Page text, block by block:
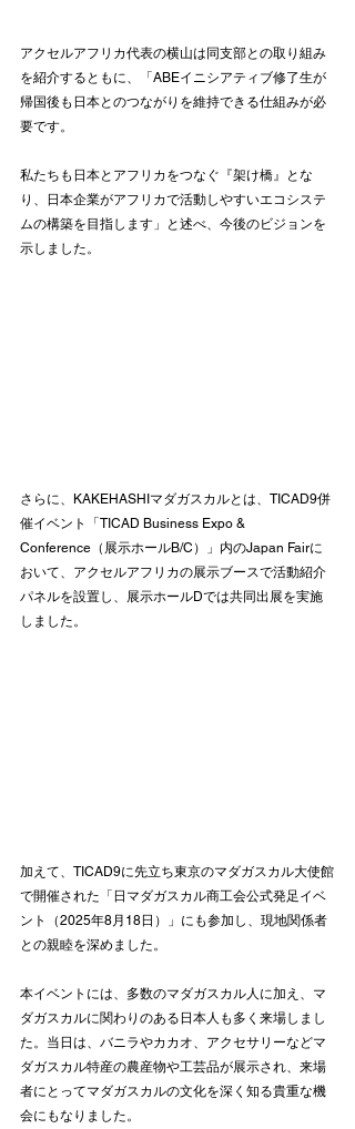
アクセルアフリカ代表の横山は同支部との取り組み
を紹介するともに、「ABEイニシアティブ修了生が
帰国後も日本とのつながりを維持できる仕組みが必
要です。
私たちも日本とアフリカをつなぐ『架け橋』とな
り、日本企業がアフリカで活動しやすいエコシステ
ムの構築を目指します」と述べ、今後のビジョンを
示しました。
さらに、KAKEHASHIマダガスカルとは、TICAD9併
催イベント「TICAD Business Expo &
Conference（展示ホールB/C）」内のJapan Fairに
おいて、アクセルアフリカの展示ブースで活動紹介
パネルを設置し、展示ホールDでは共同出展を実施
しました。
加えて、TICAD9に先立ち東京のマダガスカル大使館
で開催された「日マダガスカル商工会公式発足イベ
ント（2025年8月18日）」にも参加し、現地関係者
との親睦を深めました。
本イベントには、多数のマダガスカル人に加え、マ
ダガスカルに関わりのある日本人も多く来場しまし
た。当日は、バニラやカカオ、アクセサリーなどマ
ダガスカル特産の農産物や工芸品が展示され、来場
者にとってマダガスカルの文化を深く知る貴重な機
会にもなりました。